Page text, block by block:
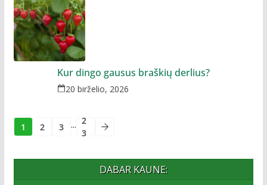
Kur dingo gausus braškių derlius?
20 birželio, 2026
1 2 3 ... 2
3
DABAR KAUNE: